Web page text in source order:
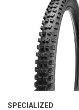
SPECIALIZED